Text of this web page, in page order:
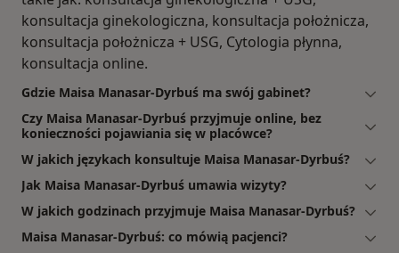
konsultacja ginekologiczna, konsultacja położnicza,
konsultacja położnicza + USG, Cytologia płynna,
konsultacja online.
Gdzie Maisa Manasar-Dyrbuś ma swój gabinet?
Czy Maisa Manasar-Dyrbuś przyjmuje online, bez
konieczności pojawiania się w placówce?
W jakich językach konsultuje Maisa Manasar-Dyrbuś?
Jak Maisa Manasar-Dyrbuś umawia wizyty?
W jakich godzinach przyjmuje Maisa Manasar-Dyrbuś?
Maisa Manasar-Dyrbuś: co mówią pacjenci?